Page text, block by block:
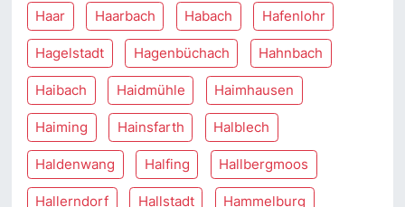
Haar Haarbach Habach Hafenlohr
Hagelstadt Hagenbüchach Hahnbach
Haibach Haidmühle Haimhausen
Haiming Hainsfarth Halblech
Haldenwang Halfing Hallbergmoos
Hallerndorf Hallstadt Hammelburg